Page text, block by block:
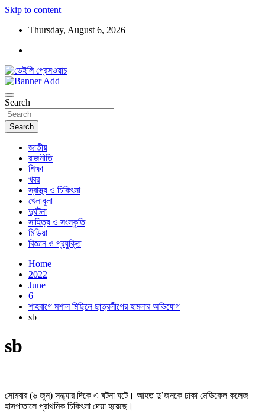
Skip to content
Thursday, August 6, 2026
ডেইলি প্রেসওয়াচ
Search
Search
জাতীয়
রাজনীতি
শিক্ষা
খবর
স্বাস্থ্য ও চিকিৎসা
খেলাধুলা
দুর্ঘটনা
সাহিত্য ও সংস্কৃতি
মিডিয়া
বিজ্ঞান ও প্রযুক্তি
Home
2022
June
6
শাহবাগে মশাল মিছিলে ছাত্রলীগের হামলার অভিযোগ
sb
sb
সোমবার (৬ জুন) সন্ধ্যার দিকে এ ঘটনা ঘটে। আহত দু’জনকে ঢাকা মেডিকেল কলেজ
হাসপাতালে প্রাথমিক চিকিৎসা দেয়া হয়েছে।